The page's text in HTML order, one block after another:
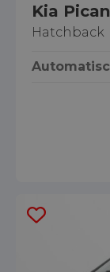
Kia
Hatchback